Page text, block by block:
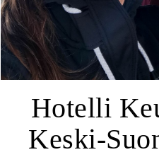
Hotelli
Keski-